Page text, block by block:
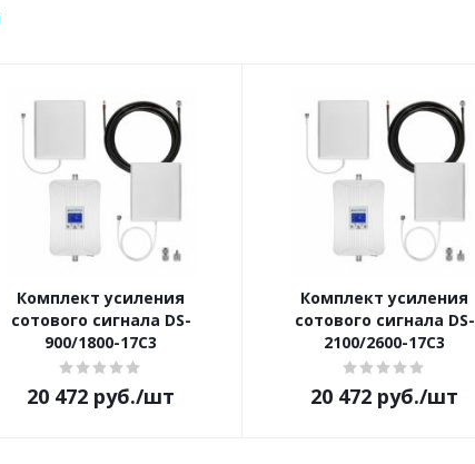
Комплект усиления
сотового сигнала DS-
900/1800-17C3
20 472 руб./шт
Комплект усиления
сотового сигнала DS-
2100/2600-17C3
20 472 руб./шт